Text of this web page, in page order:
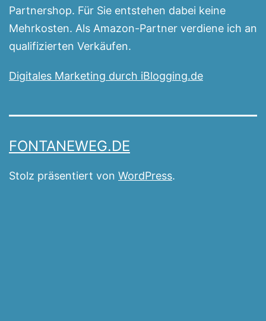
Partnershop. Für Sie entstehen dabei keine
Mehrkosten. Als Amazon-Partner verdiene ich an
qualifizierten Verkäufen.
Digitales Marketing durch iBlogging.de
FONTANEWEG.DE
Stolz präsentiert von WordPress.